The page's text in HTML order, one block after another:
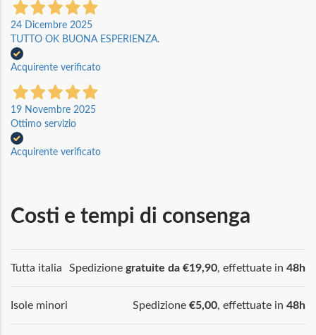
24 Dicembre 2025
TUTTO OK BUONA ESPERIENZA.
Acquirente verificato
19 Novembre 2025
Ottimo servizio
Acquirente verificato
Costi e tempi di consenga
Tutta italia Spedizione gratuite da €19,90, effettuate in 48h
Isole minori Spedizione €5,00, effettuate in 48h